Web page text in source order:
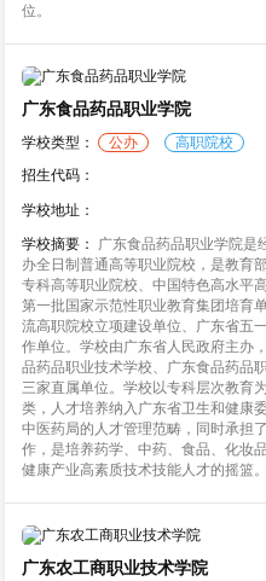
位。
广东食品药品职业学院
学校类型： 公办
高职院校
招生代码：
学校地址：
学校摘要： 广东食品药品职业学院是
办全日制普通高等职业院校，是教育
专科高等职业院校、中国特色高水平
第一批国家示范性职业教育集团培育
流高职院校立项建设单位、广东省五
作单位。学校由广东省人民政府主办
品药品职业技术学校、广东食品药品
三家直属单位。学校以专科层次教育
类，人才培养纳入广东省卫生和健康
中医药局的人才管理范畴，同时承担
作，是培养药学、中药、食品、化妆
健康产业高素质技术技能人才的摇篮。
广东农工商职业技术学院